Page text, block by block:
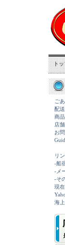
トッ
ご
配
商
店
お
リ
-船
-メ
-そ
現
海